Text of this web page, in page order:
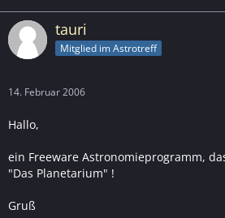
tauri
Mitglied im Astrotreff
14. Februar 2006
Hallo,
ein Freeware Astronomieprogramm,
"Das Planetarium" !
Gruß